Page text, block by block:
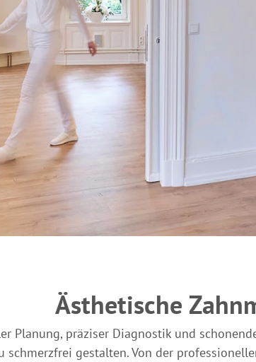
Ästhetische
Planung, präziser Diagnostik und
schmerzfrei gestalten. Von der